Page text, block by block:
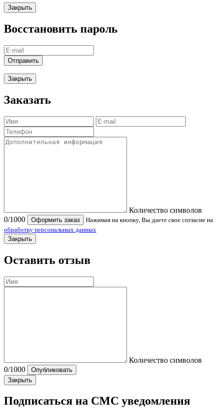
Закрыть
Восстановить пароль
Отправить
Закрыть
Заказать
Количество символов
0/1000 Оформить заказ
Нажимая на кнопку, Вы даете свое согласие на
обработку персональных данных
Закрыть
Оставить отзыв
Количество символов
0/1000
Опубликовать
Закрыть
Подписаться на СМС уведомления